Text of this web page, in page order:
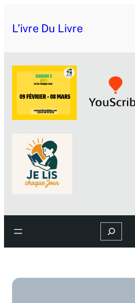
L’ivre Du Livre
Search